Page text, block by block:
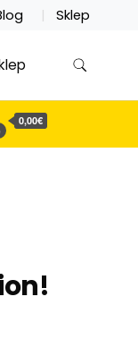
Sklep
0,00€